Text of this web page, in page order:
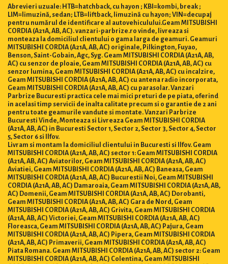
Abrevieri uzuale: HTB=hatchback, cu hayon ; KBI=kombi, break ;
LIM=limuzină, sedan; LTB=liftback, limuzină cu hayon; VIN=decupaj
pentru numărul de identificare al autovehiculului.Geam MITSUBISHI
CORDIA (A21A, AB, AC). vanzari-parbrize.ro vinde, livreaza si
monteaza la domiciliul clientului o gama larga de geamuri. Geamuri
MITSUBISHI CORDIA (A21A, AB, AC) originale, Pilkington, Fuyao,
Benson, Saint-Gobain, Agc, Syg. Geam MITSUBISHI CORDIA (A21A, AB,
AC) cu senzor de ploaie, Geam MITSUBISHI CORDIA (A21A, AB, AC) cu
senzor lumina, Geam MITSUBISHI CORDIA (A21A, AB, AC) cu incalzire,
Geam MITSUBISHI CORDIA (A21A, AB, AC) cu antena radio incorporata,
Geam MITSUBISHI CORDIA (A21A, AB, AC) cu parasolar. Vanzari
Parbrize Bucuresti practica cele mai mici preturi de pe piata, oferind
in acelasi timp servicii de inalta calitate precum si o garantie de 2 ani
pentru toate geamurile vandute si montate. Vanzari Parbrize
Bucuresti Vinde, Monteaza si Livreaza Geam MITSUBISHI CORDIA
(A21A, AB, AC) in Bucuresti Sector 1, Sector 2, Sector 3, Sector 4, Sector
5, Sector 6 si Ilfov.
Livram si montam la domiciliul clientului in Bucuresti si Ilfov. Geam
MITSUBISHI CORDIA (A21A, AB, AC) sector 1: Geam MITSUBISHI CORDIA
(A21A, AB, AC) Aviatorilor, Geam MITSUBISHI CORDIA (A21A, AB, AC)
Aviatiei, Geam MITSUBISHI CORDIA (A21A, AB, AC) Baneasa, Geam
MITSUBISHI CORDIA (A21A, AB, AC) Bucurestii Noi, Geam MITSUBISHI
CORDIA (A21A, AB, AC) Damaroaia, Geam MITSUBISHI CORDIA (A21A, AB,
AC) Domenii, Geam MITSUBISHI CORDIA (A21A, AB, AC) Dorobanti,
Geam MITSUBISHI CORDIA (A21A, AB, AC) Gara de Nord, Geam
MITSUBISHI CORDIA (A21A, AB, AC) Grivita, Geam MITSUBISHI CORDIA
(A21A, AB, AC) Victoriei, Geam MITSUBISHI CORDIA (A21A, AB, AC)
Floreasca, Geam MITSUBISHI CORDIA (A21A, AB, AC) Pajura, Geam
MITSUBISHI CORDIA (A21A, AB, AC) Pipera, Geam MITSUBISHI CORDIA
(A21A, AB, AC) Primaverii, Geam MITSUBISHI CORDIA (A21A, AB, AC)
Piata Romana. Geam MITSUBISHI CORDIA (A21A, AB, AC) sector 2: Geam
MITSUBISHI CORDIA (A21A, AB, AC) Colentina, Geam MITSUBISHI